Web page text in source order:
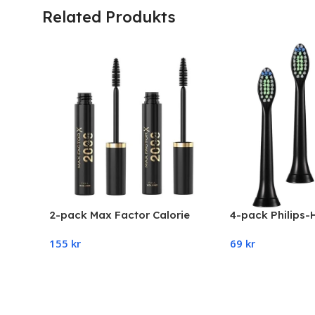
Related Produkts
2-pack Max Factor Calorie
155 kr
4-pack Philips-
69 kr